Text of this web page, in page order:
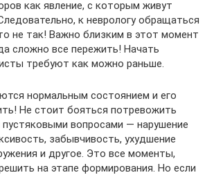
как явление, с которым живут
к неврологу обращаться
не так! Важно близким в этот момент
сложно все пережить! Начать
требуют как можно раньше.
нормальным состоянием и его
Не стоит бояться потревожить
вопросами — нарушение
забывчивость, ухудшение
и другое. Это все моменты,
на этапе формирования. Но если